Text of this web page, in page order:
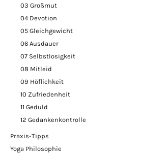
03 Großmut
04 Devotion
05 Gleichgewicht
06 Ausdauer
07 Selbstlosigkeit
08 Mitleid
09 Höflichkeit
10 Zufriedenheit
11 Geduld
12 Gedankenkontrolle
Praxis-Tipps
Yoga Philosophie